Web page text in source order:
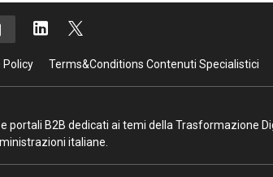
Policy Terms&Conditions Contenuti Specialistici
portali B2B dedicati ai temi della Trasformazione
italiane.